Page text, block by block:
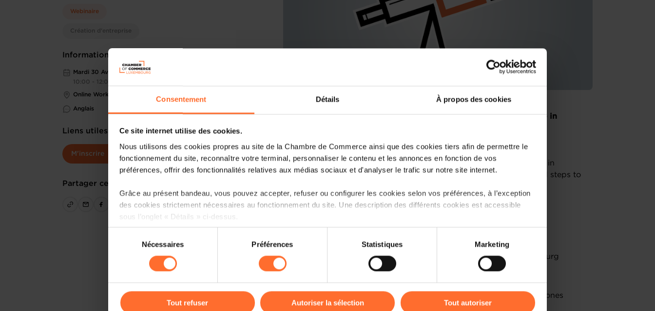
Consentement Détails À propos des cookies
Ce site internet utilise des cookies.
Nous utilisons des cookies propres au site de la Chambre de Commerce ainsi que des cookies tiers afin de permettre le
fonctionnement du site, reconnaître votre terminal, personnaliser le contenu et les annonces en fonction de vos
préférences, offrir des fonctionnalités relatives aux médias sociaux et d'analyser le trafic sur notre site internet.
Grâce au présent bandeau, vous pouvez accepter, refuser ou configurer les cookies selon vos préférences, à l’exception
des cookies strictement nécessaires au fonctionnement du site. Une description des différents cookies est accessible
sous l’onglet « Détails » ci-dessus.
Il est précisé que la navigation sur le site et certaines fonctionnalités (ex : lecture de vidéos, partage sur les réseaux
sociaux, sauvegarde des préférences de lecture vidéo, personnalisation de l’affichage du site) peuvent être affectées en
cas de refus de tous les cookies ou des cookies non nécessaires.
gauche de chaque page.
consentement
Nécessaires Préférences Statistiques Marketing
Tout refuser Autoriser la sélection Tout autoriser
Webinaire
Création d'entreprise
Informations pratiques
Mardi 30 Avr 2024
10:00 - 12:00
Online Workshop
Anglais
Liens utiles
M'inscrire
Partager cet article
You are starting a business from scratch or buying an existing one in
How? Attend the upcoming workshop « the business starter journey in
Luxembourg » focusing on the ecosystem, regulatory framework and steps to
Agenda
A quick look at support structures for entrepreneurs in Luxembourg
Understanding the business permit procedure and further milestones